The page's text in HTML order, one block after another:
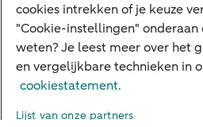
Rood staan
Over ABN AMRO
Werken bij ABN AMRO
cookies intrekken of je keuze
"Cookie-instellingen" onderaan
weten? Je leest meer over het
en vergelijkbare technieken in
cookiestatement.
Lijst van onze partners